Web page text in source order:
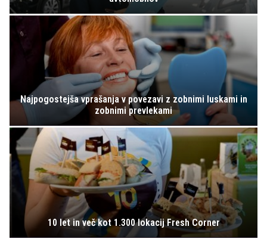
Najpogostejša vprašanja v povezavi z zobnimi luskami in
zobnimi prevlekami
10 let in več kot 1.300 lokacij Fresh Corner